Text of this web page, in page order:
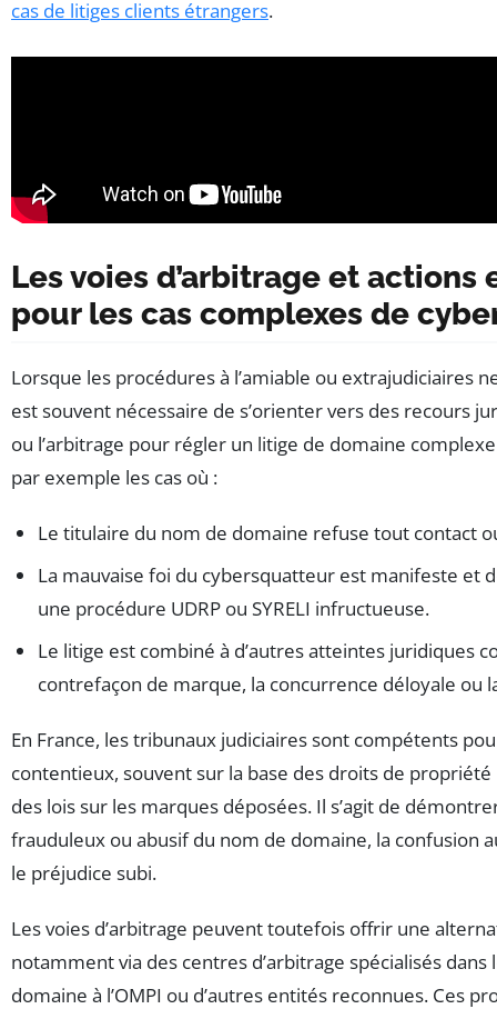
cas de litiges clients étrangers.
Les voies d’arbitrage et actions
pour les cas complexes de
Lorsque les procédures à l’amiable ou extrajudiciaires
est souvent nécessaire de s’orienter vers des recours
ou l’arbitrage pour régler un litige de domaine
par exemple les cas où :
Le titulaire du nom de domaine refuse tout contact
La mauvaise foi du cybersquatteur est manifeste et
une procédure UDRP ou SYRELI infructueuse.
Le litige est combiné à d’autres atteintes juridiques
contrefaçon de marque, la concurrence déloyale ou
En France, les tribunaux judiciaires sont compétents
contentieux, souvent sur la base des droits de
des lois sur les marques déposées. Il s’agit de
frauduleux ou abusif du nom de domaine, la confusion
le préjudice subi.
Les voies d’arbitrage peuvent toutefois offrir une
notamment via des centres d’arbitrage spécialisés dans
domaine à l’OMPI ou d’autres entités reconnues. Ces